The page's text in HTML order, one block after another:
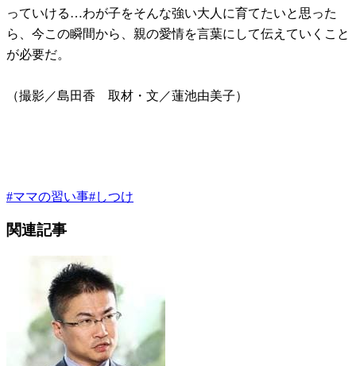
っていける…わが子をそんな強い大人に育てたいと思った
ら、今この瞬間から、親の愛情を言葉にして伝えていくこと
が必要だ。
（撮影／島田香 取材・文／蓮池由美子）
#ママの習い事#しつけ
関連記事